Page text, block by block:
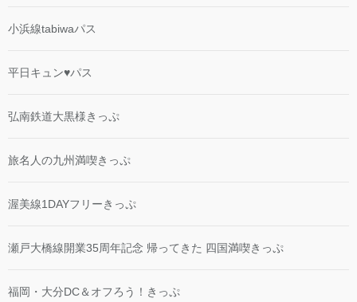
小浜線tabiwaパス
平日キュン♥パス
弘南鉄道大黒様きっぷ
旅名人の九州満喫きっぷ
渥美線1DAYフリーきっぷ
瀬戸大橋線開業35周年記念 帰ってきた 四国満喫きっぷ
福岡・大分DC＆オフろう！きっぷ